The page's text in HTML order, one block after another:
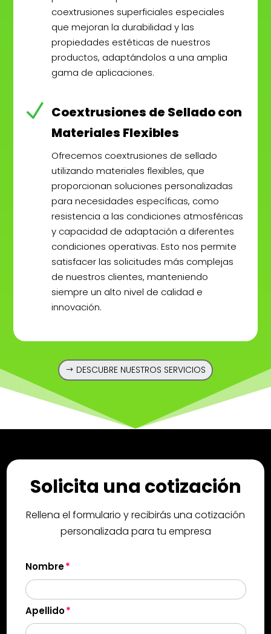
coextrusiones superficiales especiales
que mejoran la durabilidad y las
propiedades estéticas de nuestros
productos, adaptándolos a una amplia
gama de aplicaciones.
N Coextrusiones de Sellado con
Materiales Flexibles
Ofrecemos coextrusiones de sellado
utilizando materiales flexibles, que
proporcionan soluciones personalizadas
para necesidades específicas, como
resistencia a las condiciones atmosféricas
y capacidad de adaptación a diferentes
condiciones operativas. Esto nos permite
satisfacer las solicitudes más complejas
de nuestros clientes, manteniendo
siempre un alto nivel de calidad e
innovación.
DESCUBRE NUESTROS SERVICIOS
Solicita una cotización
Rellena el formulario y recibirás una cotización
personalizada para tu empresa
Nombre
Apellido